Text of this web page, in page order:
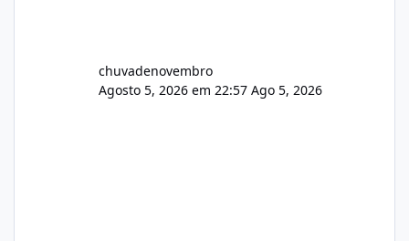
chuvadenovembro
Agosto 5, 2026 em 22:57 Ago 5, 2026